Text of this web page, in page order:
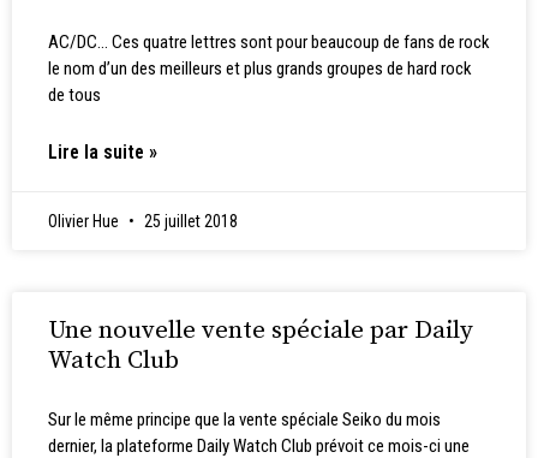
AC/DC… Ces quatre lettres sont pour beaucoup de fans de rock
le nom d’un des meilleurs et plus grands groupes de hard rock
de tous
Lire la suite »
Olivier Hue 25 juillet 2018
Une nouvelle vente spéciale par Daily
Watch Club
Sur le même principe que la vente spéciale Seiko du mois
dernier, la plateforme Daily Watch Club prévoit ce mois-ci une